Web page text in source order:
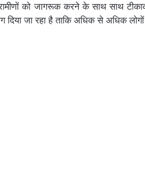
को जागरूक करने के साथ साथ
दिया जा रहा है ताकि अधिक से अधिक